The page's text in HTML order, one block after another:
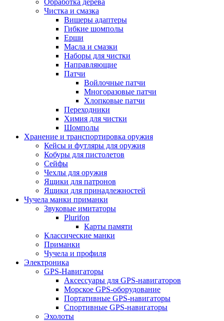
Обработка дерева
Чистка и смазка
Вишеры адаптеры
Гибкие шомполы
Ерши
Масла и смазки
Наборы для чистки
Направляющие
Патчи
Войлочные патчи
Многоразовые патчи
Хлопковые патчи
Переходники
Химия для чистки
Шомполы
Хранение и транспортировка оружия
Кейсы и футляры для оружия
Кобуры для пистолетов
Сейфы
Чехлы для оружия
Ящики для патронов
Ящики для принадлежностей
Чучела манки приманки
Звуковые имитаторы
Plurifon
Карты памяти
Классические манки
Приманки
Чучела и профиля
Электроника
GPS-Навигаторы
Аксессуары для GPS-навигаторов
Морское GPS-оборудование
Портативные GPS-навигаторы
Спортивные GPS-навигаторы
Эхолоты